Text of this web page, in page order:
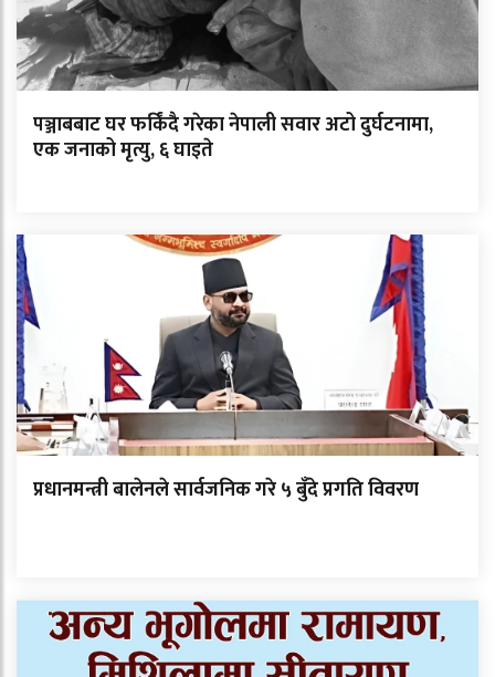
पञ्जाबबाट घर फर्किंदै गरेका नेपाली सवार अटो दुर्घटनामा,
एक जनाको मृत्यु, ६ घाइते
प्रधानमन्त्री बालेनले सार्वजनिक गरे ५ बुँदे प्रगति विवरण